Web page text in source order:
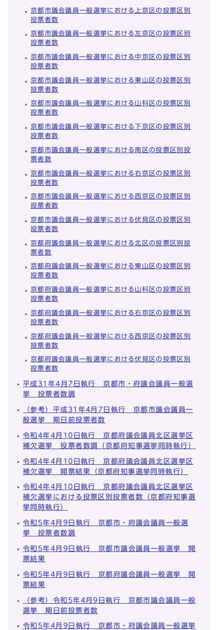
京都市議会議員一般選挙における上京区の投票区別
投票者数
京都市議会議員一般選挙における左京区の投票区別
投票者数
京都市議会議員一般選挙における中京区の投票区別
投票者数
京都市議会議員一般選挙における東山区の投票区別
投票者数
京都市議会議員一般選挙における山科区の投票区別
投票者数
京都市議会議員一般選挙における下京区の投票区別
投票者数
京都市議会議員一般選挙における南区の投票区別投
票者数
京都市議会議員一般選挙における右京区の投票区別
投票者数
京都市議会議員一般選挙における西京区の投票区別
投票者数
京都市議会議員一般選挙における伏見区の投票区別
投票者数
京都府議会議員一般選挙における北区の投票区別投
票者数
京都府議会議員一般選挙における東山区の投票区別
投票者数
京都府議会議員一般選挙における山科区の投票区別
投票者数
京都府議会議員一般選挙における右京区の投票区別
投票者数
京都府議会議員一般選挙における西京区の投票区別
投票者数
京都府議会議員一般選挙における伏見区の投票区別
投票者数
平成31年4月7日執行 京都市・府議会議員一般選
挙 投票者数調
（参考）平成31年4月7日執行 京都市議会議員一
般選挙 期日前投票者数
令和4年4月10日執行 京都府議会議員北区選挙区
補欠選挙 投票者数調（京都府知事選挙同時執行）
令和4年4月10日執行 京都府議会議員北区選挙区
補欠選挙 開票結果（京都府知事選挙同時執行）
令和4年4月10日執行 京都府議会議員北区選挙区
補欠選挙における投票区別投票者数（京都府知事選
挙同時執行）
令和5年4月9日執行 京都市・府議会議員一般選
挙 投票者数調
令和5年4月9日執行 京都市議会議員一般選挙 開
票結果
令和5年4月9日執行 京都府議会議員一般選挙 開
票結果
（参考）令和5年4月9日執行 京都市議会議員一般
選挙 期日前投票者数
令和5年4月9日執行 京都市・府議会議員一般選挙